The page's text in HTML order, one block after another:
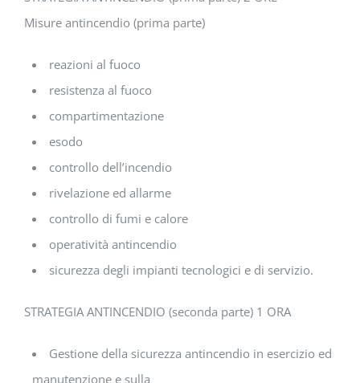
Misure antincendio (prima parte)
reazioni al fuoco
resistenza al fuoco
compartimentazione
esodo
controllo dell’incendio
rivelazione ed allarme
controllo di fumi e calore
operatività antincendio
sicurezza degli impianti tecnologici e di servizio.
STRATEGIA ANTINCENDIO (seconda parte) 1 ORA
Gestione della sicurezza antincendio in esercizio ed in
manutenzione e sulla